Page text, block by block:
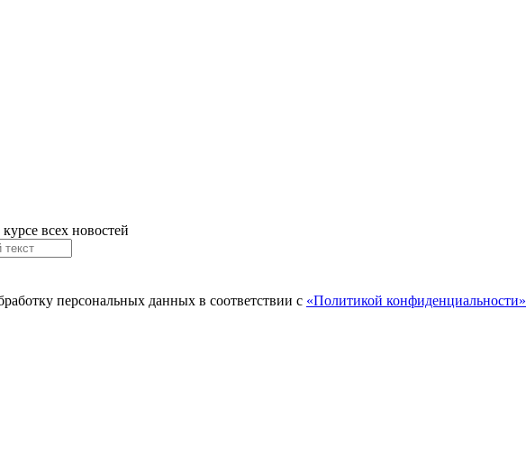
всех новостей
персональных данных в соответствии с «Политикой конфиденциальности»